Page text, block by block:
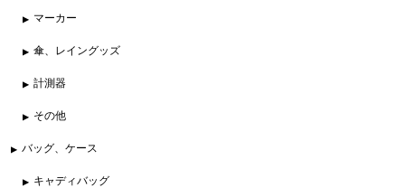
マーカー
傘、レイングッズ
計測器
その他
バッグ、ケース
キャディバッグ